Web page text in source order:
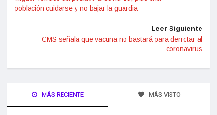
población cuidarse y no bajar la guardia
Leer Siguiente
OMS señala que vacuna no bastará para derrotar al
coronavirus
MÁS RECIENTE MÁS VISTO